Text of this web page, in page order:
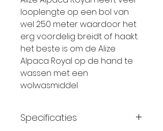
looplengte op een bol van
wel 250 meter waardoor het
erg voordelig breidt of haakt.
het beste is om de Alize
Alpaca Royal op de hand te
wassen met een
wolwasmiddel
Specificaties